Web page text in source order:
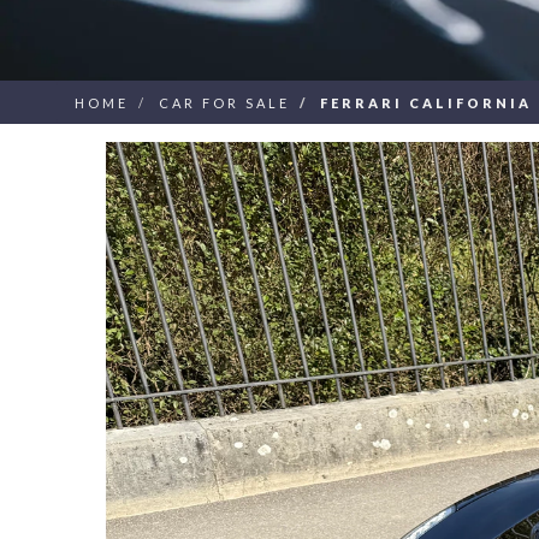
HOME CAR FOR SALE FERRARI CALIFORNIA